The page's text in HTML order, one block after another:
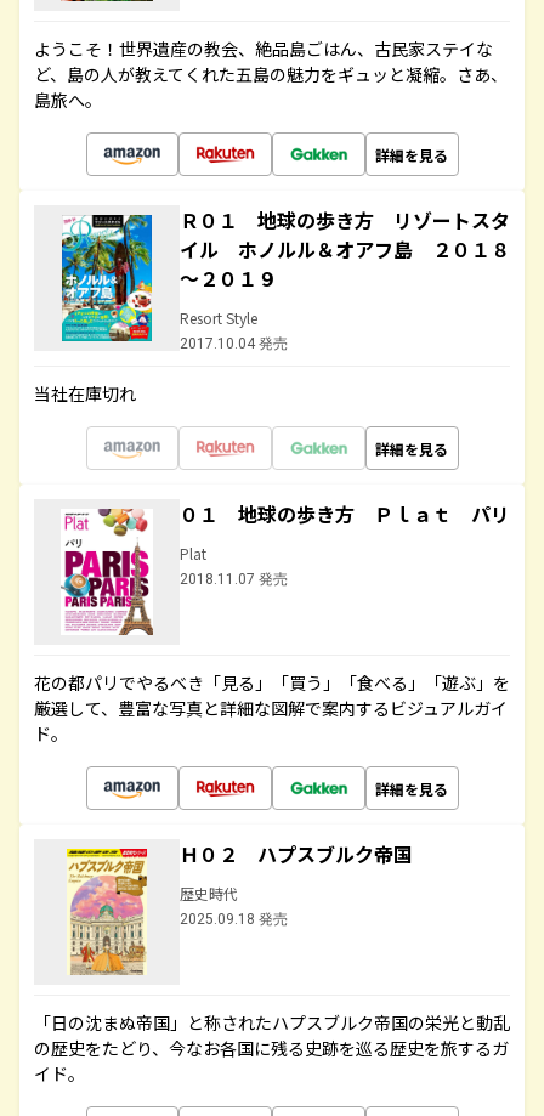
ようこそ！世界遺産の教会、絶品島ごはん、古民家ステイな
ど、島の人が教えてくれた五島の魅力をギュッと凝縮。さあ、
島旅へ。
詳細を見る
Ｒ０１ 地球の歩き方 リゾートスタ
イル ホノルル＆オアフ島 ２０１８
～２０１９
Resort Style
2017.10.04 発売
当社在庫切れ
詳細を見る
０１ 地球の歩き方 Ｐｌａｔ パリ
Plat
2018.11.07 発売
花の都パリでやるべき「見る」「買う」「食べる」「遊ぶ」を
厳選して、豊富な写真と詳細な図解で案内するビジュアルガイ
ド。
詳細を見る
Ｈ０２ ハプスブルク帝国
歴史時代
2025.09.18 発売
「日の沈まぬ帝国」と称されたハプスブルク帝国の栄光と動乱
の歴史をたどり、今なお各国に残る史跡を巡る歴史を旅するガ
イド。